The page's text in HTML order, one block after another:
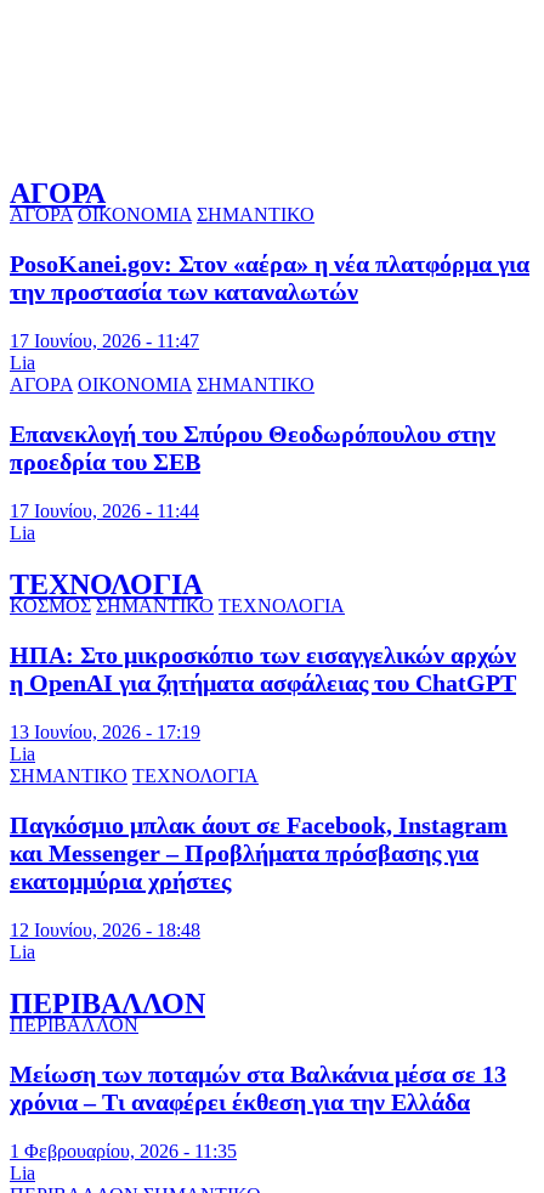
ΑΓΟΡΑ
ΑΓΟΡΑ ΟΙΚΟΝΟΜΙΑ ΣΗΜΑΝΤΙΚΟ
PosoKanei.gov: Στον «αέρα» η νέα πλατφόρμα για
την προστασία των καταναλωτών
17 Ιουνίου, 2026 - 11:47
Lia
ΑΓΟΡΑ ΟΙΚΟΝΟΜΙΑ ΣΗΜΑΝΤΙΚΟ
Επανεκλογή του Σπύρου Θεοδωρόπουλου στην
προεδρία του ΣΕΒ
17 Ιουνίου, 2026 - 11:44
Lia
ΤΕΧΝΟΛΟΓΙΑ
ΚΟΣΜΟΣ ΣΗΜΑΝΤΙΚΟ ΤΕΧΝΟΛΟΓΙΑ
ΗΠΑ: Στο μικροσκόπιο των εισαγγελικών αρχών
η OpenAI για ζητήματα ασφάλειας του ChatGPT
13 Ιουνίου, 2026 - 17:19
Lia
ΣΗΜΑΝΤΙΚΟ ΤΕΧΝΟΛΟΓΙΑ
Παγκόσμιο μπλακ άουτ σε Facebook, Instagram
και Messenger – Προβλήματα πρόσβασης για
εκατομμύρια χρήστες
12 Ιουνίου, 2026 - 18:48
Lia
ΠΕΡΙΒΑΛΛΟΝ
ΠΕΡΙΒΑΛΛΟΝ
Μείωση των ποταμών στα Βαλκάνια μέσα σε 13
χρόνια – Τι αναφέρει έκθεση για την Ελλάδα
1 Φεβρουαρίου, 2026 - 11:35
Lia